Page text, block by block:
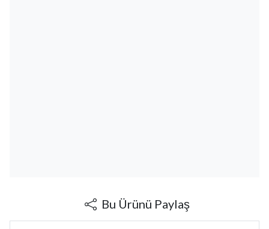
Bu Ürünü Paylaş